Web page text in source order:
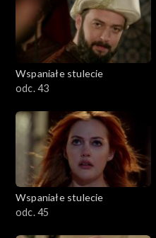
Wspaniałe stulecie
odc. 43
Wspaniałe stulecie
odc. 45